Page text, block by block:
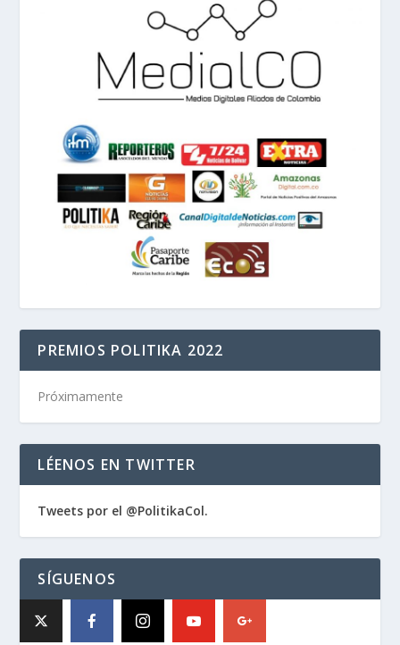
PREMIOS POLITIKA 2022
Próximamente
LÉENOS EN TWITTER
Tweets por el @PolitikaCol.
SÍGUENOS